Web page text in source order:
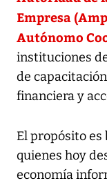
Empresa
Autónomo
instituciones
de
financiera y
El propósito
quienes hoy
economía